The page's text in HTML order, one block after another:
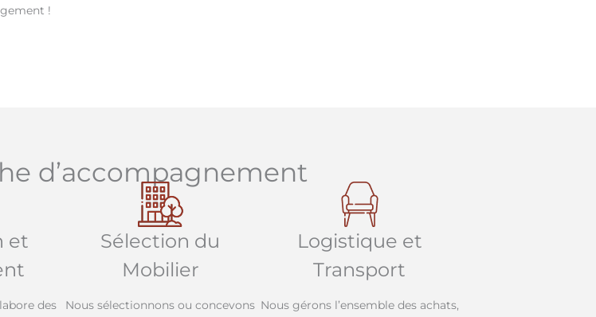
!
d’accompagnement
et
des
Sélection du
Mobilier
Nous sélectionnons ou concevons
Logistique et
Transport
Nous gérons l’ensemble des achats,